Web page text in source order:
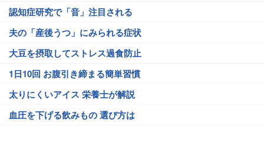
認知症研究で「音」注目される
夫の「産後うつ」にみられる症状
大豆を摂取してストレス過食防止
1日10回 お腹引き締まる簡単習慣
太りにくいアイス 栄養士が解説
血圧を下げる飲みもの 選び方は